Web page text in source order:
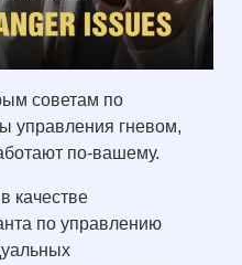
советам по
управления гневом,
по-вашему.
качестве
по управлению